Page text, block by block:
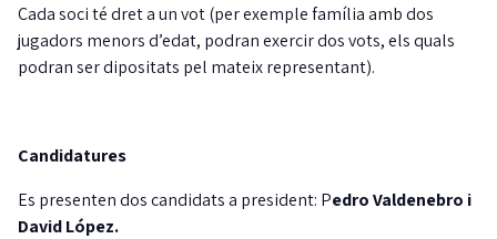
Cada soci té dret a un vot (per exemple família amb dos
jugadors menors d’edat, podran exercir dos vots, els quals
podran ser dipositats pel mateix representant).
Candidatures
Es presenten dos candidats a president: Pedro Valdenebro i
David López.